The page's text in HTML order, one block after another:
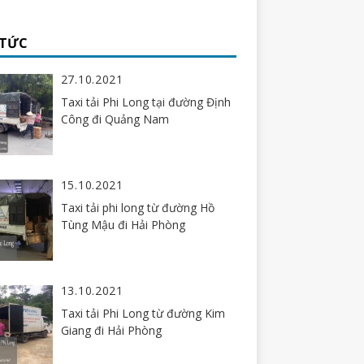
27.10.2021
Taxi tải Phi Long tại đường Định
Công đi Quảng Nam
15.10.2021
Taxi tải phi long từ đường Hồ
Tùng Mậu đi Hải Phòng
13.10.2021
Taxi tải Phi Long từ đường Kim
Giang đi Hải Phòng